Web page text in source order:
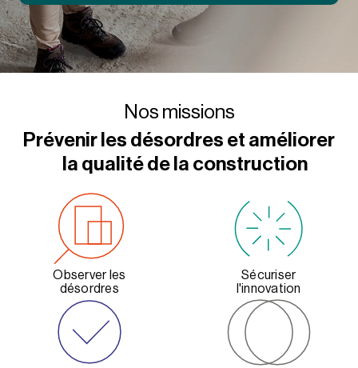
Nos missions
Prévenir les désordres et améliorer
la qualité de la construction
Observer les
désordres
Sécuriser
l'innovation